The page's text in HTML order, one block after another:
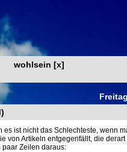
wohlsein [x]
ist nicht das Schlechteste, wenn
von Artikeln entgegenfällt, die derart
paar Zeilen daraus: